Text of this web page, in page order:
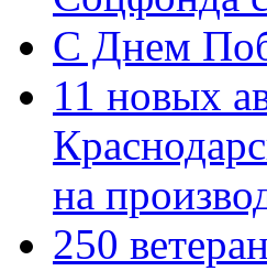
С Днем
11 новых
на
250